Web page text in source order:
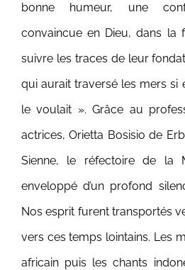
bonne humeur, une
convaincue en Dieu, dans la
suivre les traces de leur
qui aurait traversé les mers si
le voulait ».Grâce au
actrices, Orietta Bosisio de
Sienne, le réfectoire de la
enveloppé d’un profond
Nos esprit furent transportés
vers ces temps lointains. Les
africain puis les chants